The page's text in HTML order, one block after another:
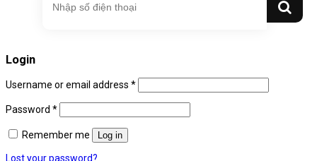
Login
Username or email address *
Password *
Remember me Log in
Lost your password?